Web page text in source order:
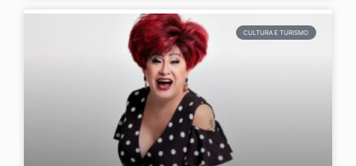
CULTURA E TURISMO